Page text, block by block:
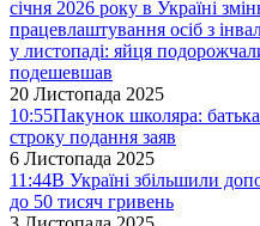
січня 2026 року в Україні
працевлаштування осіб з
у листопаді: яйця
подешевшав
20 Листопада 2025
10:55Пакунок школяра:
строку подання заяв
6 Листопада 2025
11:44В Україні збільшили
до 50 тисяч гривень